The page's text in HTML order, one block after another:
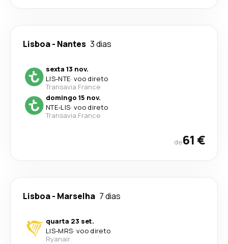
Lisboa- Nantes 3 dias
sexta 13 nov.
LIS-NTE· voo direto
Transavia France
domingo 15 nov.
NTE-LIS· voo direto
Transavia France
de61 €
Lisboa- Marselha 7 dias
quarta 23 set.
LIS-MRS· voo direto
Ryanair